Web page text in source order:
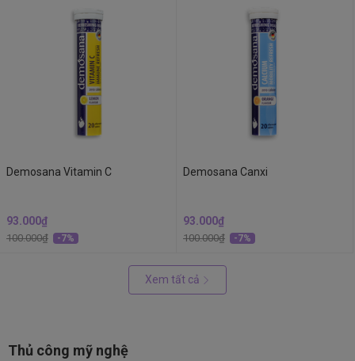
Demosana Vitamin C
93.000₫
100.000₫ -7%
Demosana Canxi
93.000₫
100.000₫ -7%
Xem tất cả
Thủ công mỹ nghệ